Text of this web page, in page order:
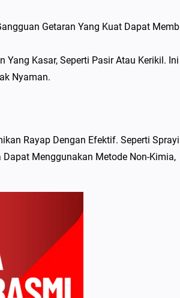
Getaran Yang Kuat Dapat
Kasar, Seperti Pasir Atau Kerikil. Ini
Nyaman.
Rayap Dengan Efektif. Seperti
Menggunakan Metode Non-Kimia,